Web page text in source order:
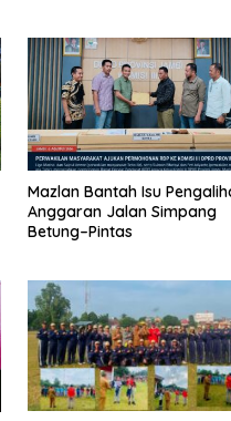
Mazlan Bantah Isu
Anggaran Jalan Simpang
Betung–Pintas